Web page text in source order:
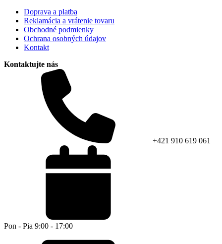
Doprava a platba
Reklamácia a vrátenie tovaru
Obchodné podmienky
Ochrana osobných údajov
Kontakt
Kontaktujte nás
+421 910 619 061
Pon - Pia 9:00 - 17:00